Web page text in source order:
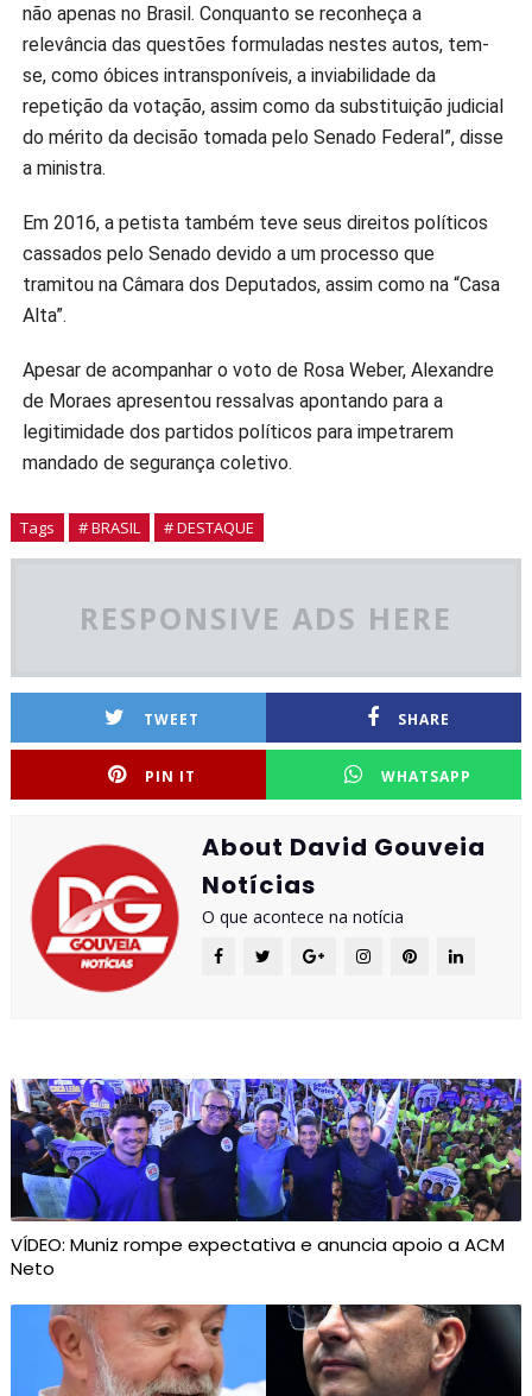
não apenas no Brasil. Conquanto se reconheça a
relevância das questões formuladas nestes autos, tem-
se, como óbices intransponíveis, a inviabilidade da
repetição da votação, assim como da substituição judicial
do mérito da decisão tomada pelo Senado Federal”, disse
a ministra.
Em 2016, a petista também teve seus direitos políticos
cassados pelo Senado devido a um processo que
tramitou na Câmara dos Deputados, assim como na “Casa
Alta”.
Apesar de acompanhar o voto de Rosa Weber, Alexandre
de Moraes apresentou ressalvas apontando para a
legitimidade dos partidos políticos para impetrarem
mandado de segurança coletivo.
Tags # BRASIL # DESTAQUE
RESPONSIVE ADS HERE
TWEET SHARE
PIN IT WHATSAPP
About David Gouveia
Notícias
O que acontece na notícia
VÍDEO: Muniz rompe expectativa e anuncia apoio a ACM
Neto